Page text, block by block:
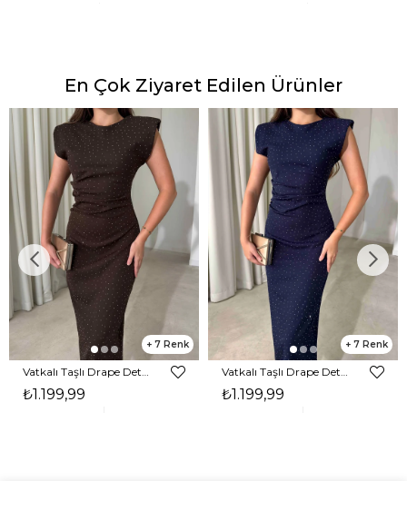
En Çok Ziyaret Edilen Ürünler
7
₺1.199,99
7
₺1.199,99